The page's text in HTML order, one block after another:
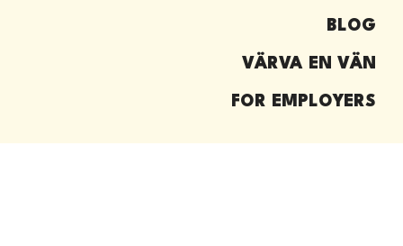
BLOG
VÄRVA EN VÄN
FOR EMPLOYERS